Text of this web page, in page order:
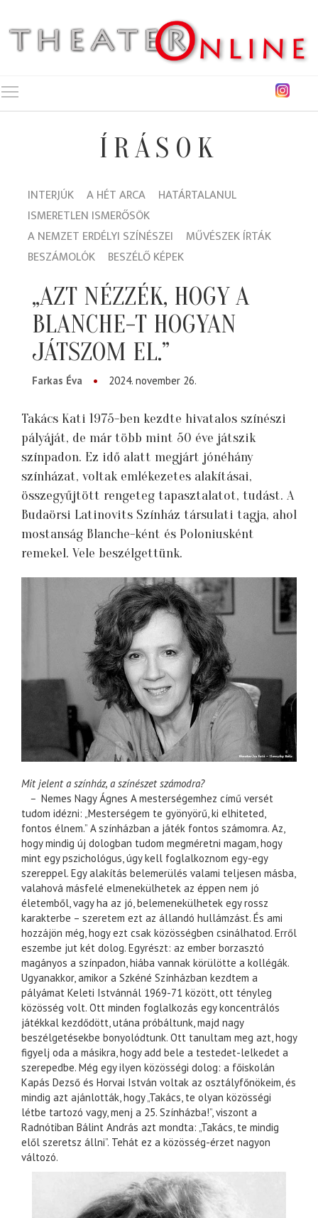
ÍRÁSOK
INTERJÚK A HÉT ARCA
HATÁRTALANUL
ISMERETLEN ISMERŐSÖK
A NEMZET ERDÉLYI SZÍNÉSZEI
MŰVÉSZEK ÍRTÁK
BESZÁMOLÓK
BESZÉLŐ KÉPEK
„AZT NÉZZÉK, HOGY A
BLANCHE-T HOGYAN
JÁTSZOM EL.”
Farkas Éva 2024. november 26.
Takács Kati 1975-ben kezdte hivatalos színészi
pályáját, de már több mint 50 éve játszik
színpadon. Ez idő alatt megjárt jónéhány
színházat, voltak emlékezetes alakításai,
összegyűjtött rengeteg tapasztalatot, tudást. A
Budaörsi Latinovits Színház társulati tagja, ahol
mostanság Blanche-ként és Poloniusként
remekel. Vele beszélgettünk.
Mit jelent a színház, a színészet számodra?
– Nemes Nagy Ágnes A mesterségemhez című versét
tudom idézni: „Mesterségem te gyönyörű, ki elhiteted,
fontos élnem.” A színházban a játék fontos számomra. Az,
hogy mindig új dologban tudom megméretni magam, hogy
mint egy pszichológus, úgy kell foglalkoznom egy-egy
szereppel. Egy alakítás belemerülés valami teljesen másba,
valahová másfelé elmenekülhetek az éppen nem jó
életemből, vagy ha az jó, belemenekülhetek egy rossz
karakterbe – szeretem ezt az állandó hullámzást. És ami
hozzájön még, hogy ezt csak közösségben csinálhatod. Erről
eszembe jut két dolog. Egyrészt: az ember borzasztó
magányos a színpadon, hiába vannak körülötte a kollégák.
Ugyanakkor, amikor a Szkéné Színházban kezdtem a
pályámat Keleti Istvánnál 1969-71 között, ott tényleg
közösség volt. Ott minden foglalkozás egy koncentrálós
játékkal kezdődött, utána próbáltunk, majd nagy
beszélgetésekbe bonyolódtunk. Ott tanultam meg azt, hogy
figyelj oda a másikra, hogy add bele a testedet-lelkedet a
szerepedbe. Még egy ilyen közösségi dolog: a főiskolán
Kapás Dezső és Horvai István voltak az osztályfőnökeim, és
mindig azt ajánlották, hogy „Takács, te olyan közösségi
létbe tartozó vagy, menj a 25. Színházba!”, viszont a
Radnótiban Bálint András azt mondta: „Takács, te mindig
elől szeretsz állni”. Tehát ez a közösség-érzet nagyon
változó.